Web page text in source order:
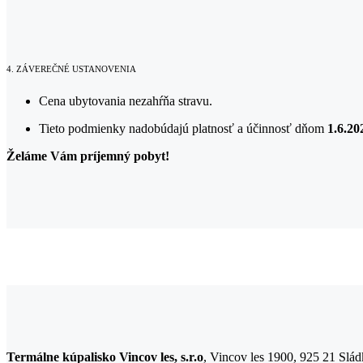
4. ZÁVEREČNÉ USTANOVENIA
Cena ubytovania nezahŕňa stravu.
Tieto podmienky nadobúdajú platnosť a účinnosť dňom
Želáme Vám príjemný pobyt!
Termálne kúpalisko Vincov les, s.r.o, Vincov les 1900, 925 21